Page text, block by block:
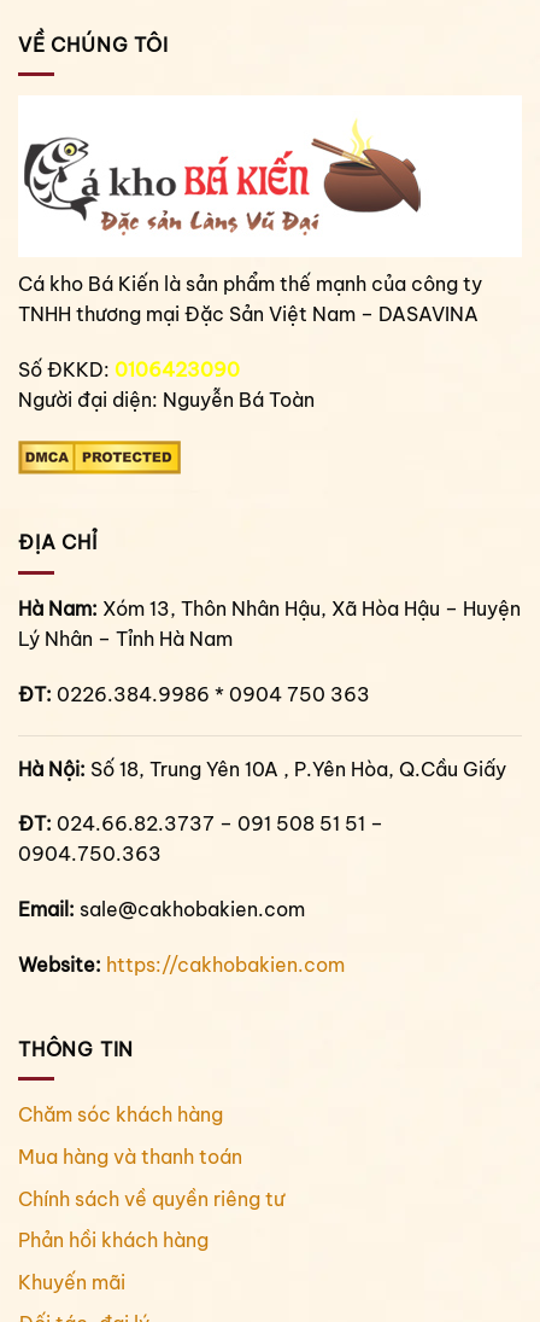
VỀ CHÚNG TÔI
Cá kho Bá Kiến là sản phẩm thế mạnh của công ty
TNHH thương mại Đặc Sản Việt Nam – DASAVINA
Số ĐKKD: 0106423090
Người đại diện: Nguyễn Bá Toàn
ĐỊA CHỈ
Hà Nam: Xóm 13, Thôn Nhân Hậu, Xã Hòa Hậu – Huyện
Lý Nhân – Tỉnh Hà Nam
ĐT: 0226.384.9986 * 0904 750 363
Hà Nội: Số 18, Trung Yên 10A , P.Yên Hòa, Q.Cầu Giấy
ĐT: 024.66.82.3737 – 091 508 51 51 –
0904.750.363
Email: sale@cakhobakien.com
Website: https://cakhobakien.com
THÔNG TIN
Chăm sóc khách hàng
Mua hàng và thanh toán
Chính sách về quyền riêng tư
Phản hồi khách hàng
Khuyến mãi